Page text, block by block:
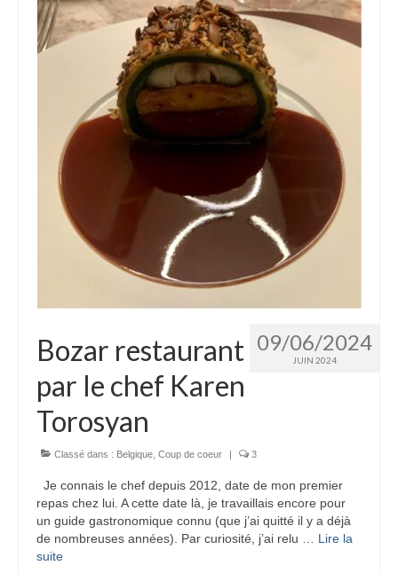
09/06/2024
JUIN 2024
Bozar restaurant
par le chef Karen
Torosyan
Classé dans : Belgique Coup de coeur 3
Je connais le chef depuis 2012, date de mon premier
repas chez lui. A cette date là, je travaillais encore pour
un guide gastronomique connu (que j’ai quitté il y a déjà
de nombreuses années). Par curiosité, j’ai relu … Lire la
suite­­